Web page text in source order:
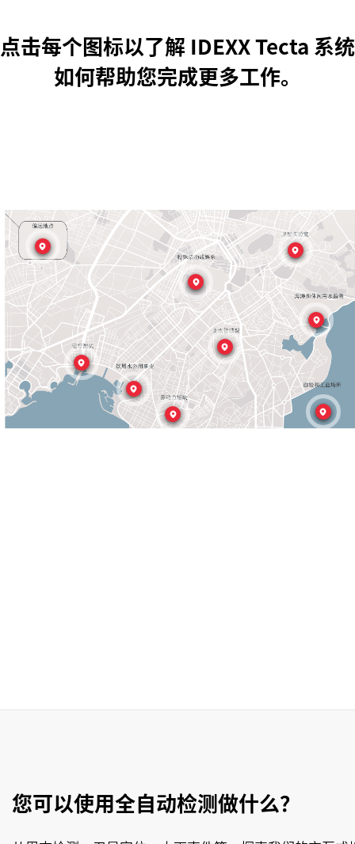
点击每个图标以了解 IDEXX Tecta 系统
如何帮助您完成更多工作。
您可以使用全自动检测做什么？